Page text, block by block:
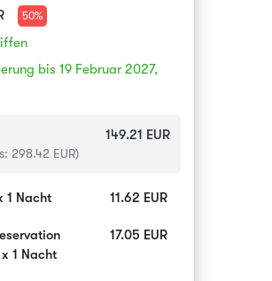
50%
bis 19 Februar 2027,
149.21 EUR
298.42 EUR)
1 Nacht 11.62 EUR
1 Nacht
17.05 EUR